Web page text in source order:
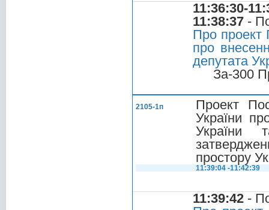
11:36:30-
11:38:37 -
Про проект
про
депутата
За-300
2105-1п
Проект
України
України
простору
11:39:04 -11:42:39
11:39:42 -